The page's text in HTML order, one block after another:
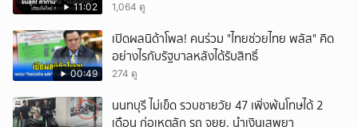
11:02 1,064 ดู
00:49
เปิดผลนิด้าโพล! คนร่วม "ไทยช่วยไทย พลัส" คิด
อย่างไรกับรัฐบาลหลังได้รับสิทธิ์
274 ดู
นนทบุรี ไม่เข็ด รวบชายวัย 47 เพิ่งพ้นโทษได้ 2
เดือน ก่อเหตุลัก รถ จยย. นำเงินเสพยา